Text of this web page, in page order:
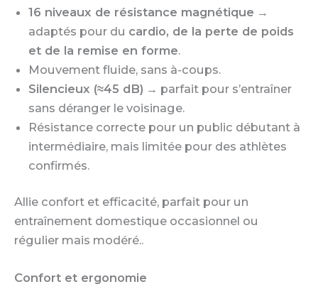
16 niveaux de résistance magnétique →
adaptés pour du cardio, de la perte de poids
et de la remise en forme.
Mouvement fluide, sans à-coups.
Silencieux (≈45 dB) → parfait pour s’entraîner
sans déranger le voisinage.
Résistance correcte pour un public débutant à
intermédiaire, mais limitée pour des athlètes
confirmés.
Allie confort et efficacité, parfait pour un
entraînement domestique occasionnel ou
régulier mais modéré..
Confort et ergonomie